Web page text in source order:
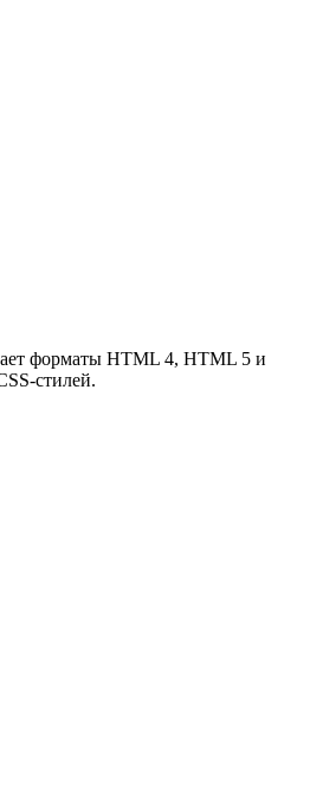
форматы HTML 4, HTML 5 и
стилей.